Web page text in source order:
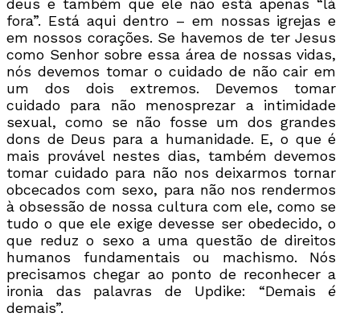
deus e também que ele não está apenas “lá
fora”. Está aqui dentro – em nossas igrejas e
em nossos corações. Se havemos de ter Jesus
como Senhor sobre essa área de nossas vidas,
nós devemos tomar o cuidado de não cair em
um dos dois extremos. Devemos tomar
cuidado para não menosprezar a intimidade
sexual, como se não fosse um dos grandes
dons de Deus para a humanidade. E, o que é
mais provável nestes dias, também devemos
tomar cuidado para não nos deixarmos tornar
obcecados com sexo, para não nos rendermos
à obsessão de nossa cultura com ele, como se
tudo o que ele exige devesse ser obedecido, o
que reduz o sexo a uma questão de direitos
humanos fundamentais ou machismo. Nós
precisamos chegar ao ponto de reconhecer a
ironia das palavras de Updike: “Demais é
demais”.